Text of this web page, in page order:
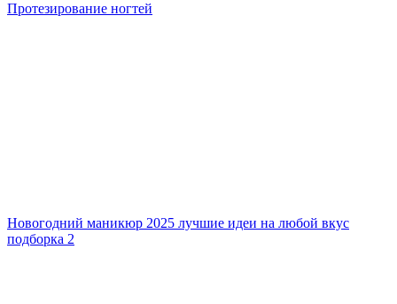
Протезирование ногтей
Новогодний маникюр 2025 лучшие идеи на любой вкус
подборка 2